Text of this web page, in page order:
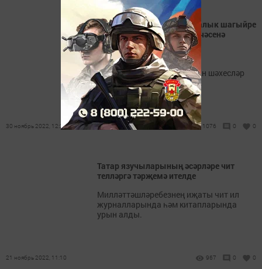
Чаллыда Татарстанның халык шагыйре
Разил Вәлиевның иҗат кичәсенә
әзерләнәләр
Чарада Татарстаннан һәм
Башкортостаннан танылган шәхесләр
катнашачак.
30 ноябрь 2022, 12:29 1076 0 0
Татар язучыларының әсәрләре чит
телләргә тәрҗемә ителде
Милләттәшләребезнең иҗаты чит ил
журналларында һәм китапларында
урын алды.
21 ноябрь 2022, 11:10 967 0 0